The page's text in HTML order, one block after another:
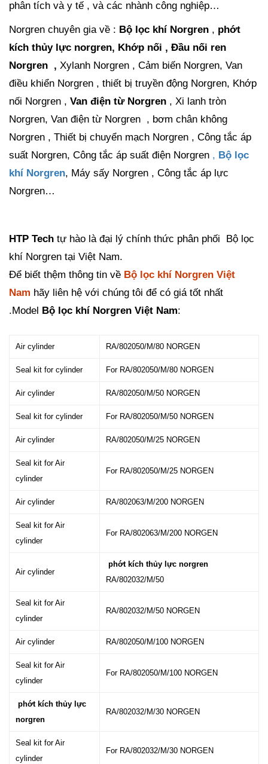
phân tích và y tế , và các nhành công nghiệp…
Norgren chuyên gia về : Bộ lọc khí Norgren , phớt
kích thủy lực norgren, Khớp nối , Đầu nối ren
Norgren , Xylanh Norgren , Cảm biến Norgren, Van
điều khiển Norgren , thiết bị truyền động Norgren, Khớp
nối Norgren , Van điện từ Norgren , Xi lanh tròn
Norgren, Van điện từ Norgren , bơm chân không
Norgren , Thiết bị chuyển mạch Norgren , Công tắc áp
suất Norgren, Công tắc áp suất điện Norgren , Bộ lọc
khí Norgren, Máy sấy Norgren , Công tắc áp lực
Norgren…
HTP Tech tự hào là đại lý chính thức phân phối Bộ lọc
khí Norgren tại Việt Nam.
Để biết thệm thông tin về Bộ lọc khí Norgren Việt
Nam hãy liên hệ với chúng tôi để có giá tốt nhất
.Model Bộ lọc khí Norgren Việt Nam:
Air cylinder RA/802050/M/80 NORGEN
Seal kit for cylinder For RA/802050/M/80 NORGEN
Air cylinder RA/802050/M/50 NORGEN
Seal kit for cylinder For RA/802050/M/50 NORGEN
Air cylinder RA/802050/M/25 NORGEN
Seal kit for Air
cylinder
For RA/802050/M/25 NORGEN
Air cylinder RA/802063/M/200 NORGEN
Seal kit for Air
cylinder
For RA/802063/M/200 NORGEN
Air cylinder
phớt kích thủy lực norgren
RA/802032/M/50
Seal kit for Air
cylinder
RA/802032/M/50 NORGEN
Air cylinder RA/802050/M/100 NORGEN
Seal kit for Air
cylinder
For RA/802050/M/100 NORGEN
phớt kích thủy lực
norgren
RA/802032/M/30 NORGEN
Seal kit for Air
cylinder
For RA/802032/M/30 NORGEN